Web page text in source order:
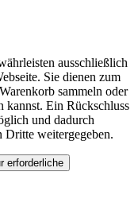
ausschließlich
Sie dienen zum
sammeln oder
kannst. Ein Rückschluss
und dadurch
Dritte weitergegeben.
erforderliche